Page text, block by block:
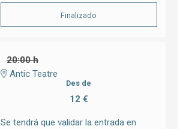
Finalizado
20:00 h
Antic Teatre
Des de
12 €
Se tendrá que validar la entrada en